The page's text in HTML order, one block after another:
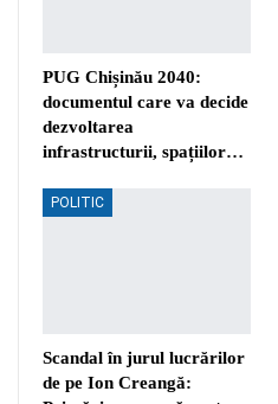
PUG Chișinău 2040:
documentul care va decide
dezvoltarea
infrastructurii, spațiilor…
POLITIC
Scandal în jurul lucrărilor
de pe Ion Creangă: